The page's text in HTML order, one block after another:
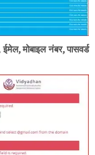
ईमेल, मोबाइल नंबर, पासवर्ड